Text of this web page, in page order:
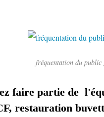
fréquentation du public
faire partie de
restauration